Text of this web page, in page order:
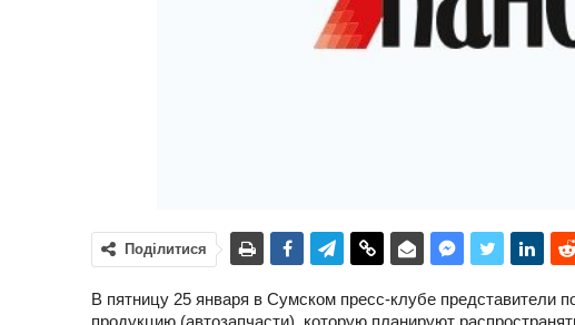
Поділитися
В пятницу 25 января в Сумском пресс-клубе представители
продукцию (автозапчасти), которую планируют